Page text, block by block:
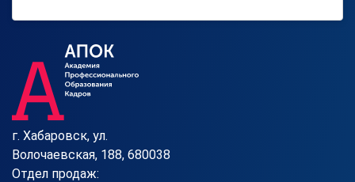
г. Хабаровск, ул.
Волочаевская, 188, 680038
Отдел продаж: